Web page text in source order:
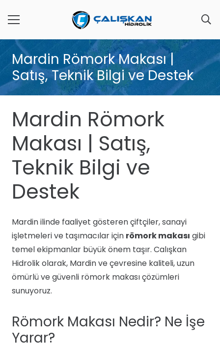
Mardin Römork Makası |
Satış, Teknik Bilgi ve Destek
Mardin Römork
Makası | Satış,
Teknik Bilgi ve
Destek
Mardin ilinde faaliyet gösteren çiftçiler, sanayi
işletmeleri ve taşımacılar için römork makası gibi
temel ekipmanlar büyük önem taşır. Calışkan
Hidrolik olarak, Mardin ve çevresine kaliteli, uzun
ömürlü ve güvenli römork makası çözümleri
sunuyoruz.
Römork Makası Nedir? Ne İşe
Yarar?